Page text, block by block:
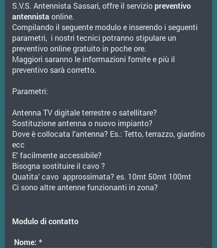
S.V.S. Antennista Sassari, offre il servizio preventivo
antennista online.
Compilando il seguente modulo e inserendo i seguenti
parametri, i nostri tecnici potranno stipulare un
preventivo online gratuito in poche ore.
Maggiori saranno le informazioni fornite e più il
preventivo sarà corretto.
Parametri:
Antenna TV digitale terrestre o satellitare?
Sostituzione antenna o nuovo impianto?
Dove è collocata l'antenna? Es.: Tetto, terrazzo, giardino
ecc
E' facilmente accessibile?
Bisogna sostituire il cavo ?
Quatita' cavo approssimata? es. 10mt 50mt 100mt
Ci sono altre antenne funzionanti in zona?
Modulo di contatto
Nome: *